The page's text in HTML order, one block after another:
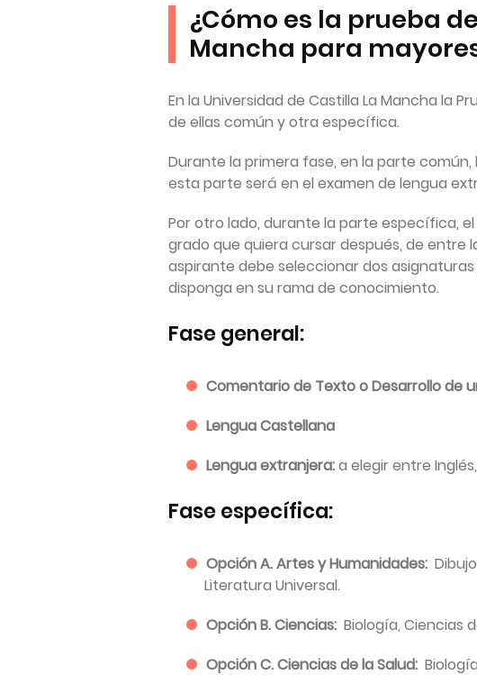
¿Cómo es la prueba
Mancha para
En la Universidad de Castilla La Mancha la
de ellas común y otra específica.
Durante la primera fase, en la parte
esta parte será en el examen de lengua
Por otro lado, durante la parte específica,
grado que quiera cursar después, de entre
aspirante debe seleccionar dos
disponga en su rama de conocimiento.
Fase general:
Comentario de Texto o Desarrollo de
Lengua Castellana
Lengua extranjera:a elegir entre
Fase específica:
Opción A. Artes y Humanidades:
Literatura Universal.
Opción B. Ciencias: Biología, Ciencias
Opción C. Ciencias de la Salud: